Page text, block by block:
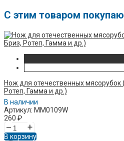
C этим товаром
Нож для отечественных
Ротеп, Гамма и др.)
В наличии
Артикул: MM0109W
260 ₽
– +
В корзину